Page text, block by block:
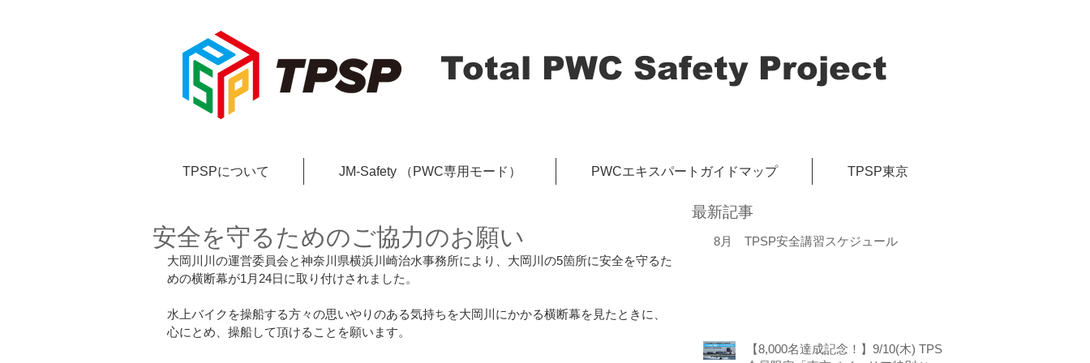
Total PWC Safety Project
TPSPについて JM-Safety （PWC専用モード） PWCエキスパートガイドマップ TPSP東京
安全を守るためのご協力のお願い
大岡川川の運営委員会と神奈川県横浜川崎治水事務所により、大岡川の5箇所に安全を守るた
めの横断幕が1月24日に取り付けされました。
水上バイクを操船する方々の思いやりのある気持ちを大岡川にかかる横断幕を見たときに、
心にとめ、操船して頂けることを願います。
最新記事
8月 TPSP安全講習スケジュール
【8,000名達成記念！】9/10(木) TPSP